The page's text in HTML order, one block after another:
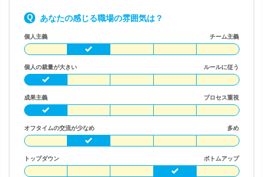
あなたの感じる職場の雰囲気は？
個人主義 チーム主義
個人の裁量が大きい ルールに従う
成果主義 プロセス重視
オフタイムの交流が少なめ 多め
トップダウン ボトムアップ